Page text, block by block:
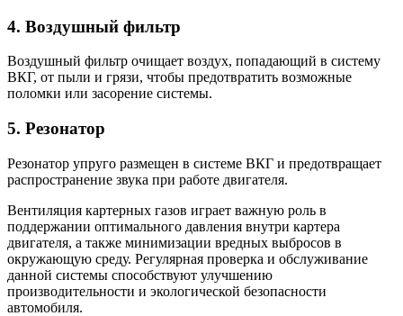
4. Воздушный фильтр
Воздушный фильтр очищает воздух, попадающий в систему
ВКГ, от пыли и грязи, чтобы предотвратить возможные
поломки или засорение системы.
5. Резонатор
Резонатор упруго размещен в системе ВКГ и предотвращает
распространение звука при работе двигателя.
Вентиляция картерных газов играет важную роль в
поддержании оптимального давления внутри картера
двигателя, а также минимизации вредных выбросов в
окружающую среду. Регулярная проверка и обслуживание
данной системы способствуют улучшению
производительности и экологической безопасности
автомобиля.